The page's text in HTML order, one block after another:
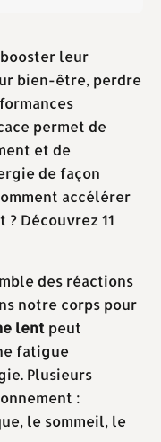
leur
bien-être, perdre
permet de
et de
de façon
accélérer
Découvrez 11
des réactions
notre corps pour
lent peut
fatigue
Plusieurs
:
le sommeil, le